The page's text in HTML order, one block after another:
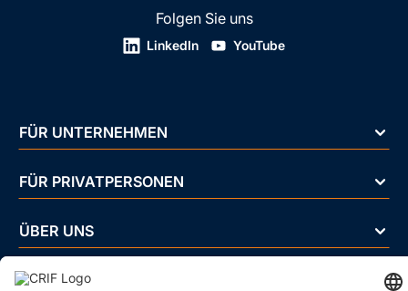
Folgen Sie uns
LinkedIn YouTube
FÜR UNTERNEHMEN
FÜR PRIVATPERSONEN
ÜBER UNS
BRANCHEN